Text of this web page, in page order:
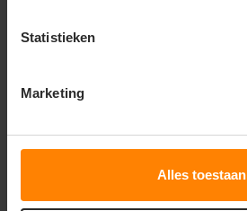
Statistieken
Marketing
Alles toestaan